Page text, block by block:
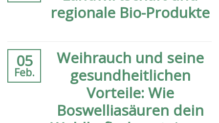
regionale Bio-Produkte
05
Feb.
Weihrauch und seine
gesundheitlichen
Vorteile: Wie
Boswelliasäuren dein